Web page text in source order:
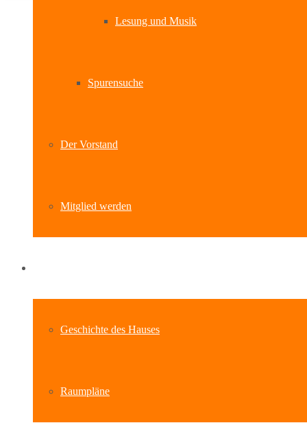
Lesung und Musik
Spurensuche
Der Vorstand
Mitglied werden
Geschichte des Hauses
Raumpläne